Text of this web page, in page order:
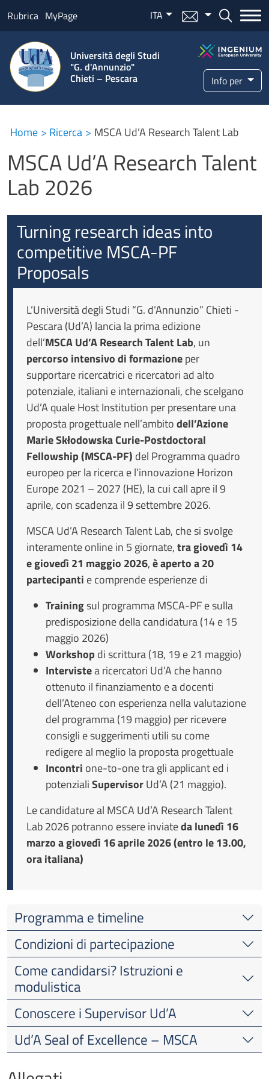
Salta al contenuto principale
Rubrica MyPage ITA Menu mail Bottone
Università degli Studi
"G. d'Annunzio"
Chieti – Pescara Info per
Home Ricerca MSCA Ud’A Research Talent Lab
MSCA Ud’A Research Talent
Lab 2026
Turning research ideas into
competitive MSCA-PF
Proposals
L’Università degli Studi “G. d’Annunzio” Chieti -
Pescara (Ud’A) lancia la prima edizione
dell’MSCA Ud’A Research Talent Lab, un
percorso intensivo di formazioneper
supportare ricercatrici e ricercatori ad alto
potenziale, italiani e internazionali, che scelgano
Ud’A quale Host Institution per presentare una
proposta progettuale nell’ambitodell’Azione
Marie Skłodowska Curie-Postdoctoral
Fellowship (MSCA-PF) del Programma quadro
europeo per la ricerca e l’innovazione Horizon
Europe 2021 – 2027 (HE), la cui call apre il 9
aprile, con scadenza il 9 settembre 2026.
MSCA Ud’A Research Talent Lab, che si svolge
interamente online in 5 giornate,tra giovedì 14
e giovedì 21 maggio 2026,è aperto a 20
partecipanti e comprende esperienze di
Trainingsul programma MSCA-PF e sulla
predisposizione della candidatura (14 e 15
maggio 2026)
Workshop di scrittura (18, 19 e 21 maggio)
Intervistea ricercatori Ud’A che hanno
ottenuto il finanziamento e a docenti
dell’Ateneo con esperienza nella valutazione
del programma (19 maggio) per ricevere
consigli e suggerimenti utili su come
redigere al meglio la proposta progettuale
Incontri one-to-one tra gli applicant ed i
potenzialiSupervisorUd’A (21 maggio).
Le candidature al MSCA Ud’A Research Talent
Lab 2026 potranno essere inviateda lunedì 16
marzo a giovedì 16 aprile 2026 (entro le 13.00,
ora italiana)
Programma e timeline
Condizioni di partecipazione
Come candidarsi? Istruzioni e
modulistica
Conoscere i Supervisor Ud’A
Ud’A Seal of Excellence – MSCA